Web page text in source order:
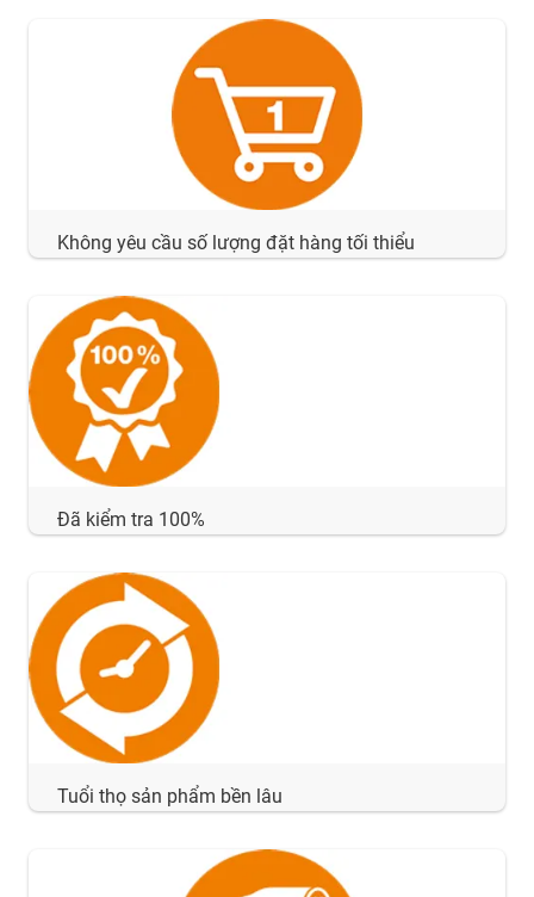
Không yêu cầu số lượng đặt hàng tối thiểu
Đã kiểm tra 100%
Tuổi thọ sản phẩm bền lâu